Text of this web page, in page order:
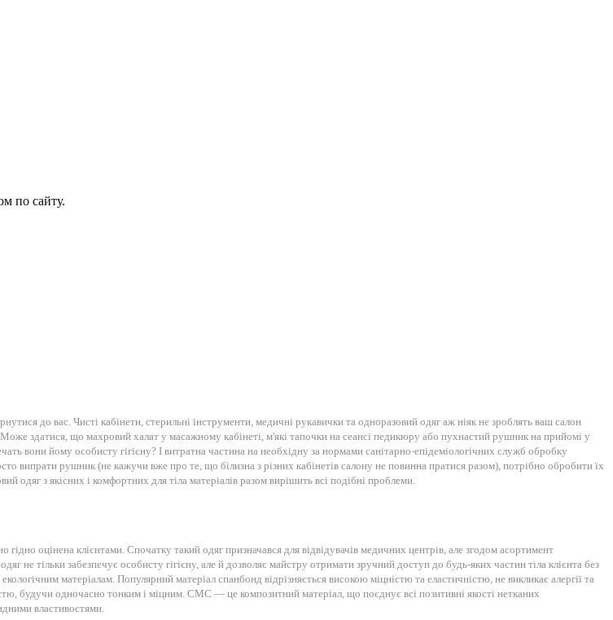
по сайту.
до вас. Чисті кабінети, стерильні інструменти, медичні рукавички та одноразовий одяг аж ніяк не зроблять ваш салон
здатися, що махровий халат у масажному кабінеті, м'які тапочки на сеансі педикюру або пухнастий рушник на прийомі у
вони йому особисту гігієну? І витратна частина на необхідну за нормами санітарно-епідеміологічних служб обробку
випрати рушник (не кажучи вже про те, що білизна з різних кабінетів салону не повинна пратися разом), потрібно обробити їх
одяг з якісних і комфортних для тіла матеріалів разом вирішить всі подібні проблеми.
оцінена клієнтами. Спочатку такий одяг призначався для відвідувачів медичних центрів, але згодом асортимент
не тільки забезпечує особисту гігієну, але й дозволяє майстру отримати зручний доступ до будь-яких частин тіла клієнта без
матеріалам. Популярний матеріал спанбонд відрізняється високою міцністю та еластичністю, не викликає алергії та
будучи одночасно тонким і міцним. СМС — це композитний матеріал, що поєднує всі позитивні якості нетканих
властивостями.